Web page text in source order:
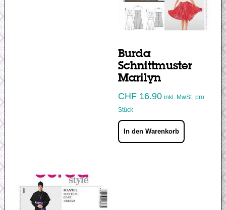
Burda
Schnittmuster
Marilyn
CHF16.90 inkl. MwSt. pro
Stück
In den Warenkorb